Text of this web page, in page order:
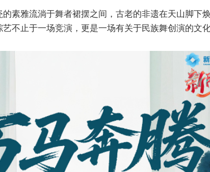
的素雅流淌于舞者裙摆之间，古老的非遗在天山脚
不止于一场竞演，更是一场有关于民族舞创演的文化